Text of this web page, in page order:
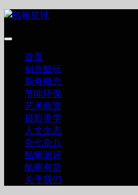
跳
内
首页
创意酷玩
新奇概念
节能环保
艺术欣赏
摄影美学
人文生态
杂七杂八
酷蝌测评
酷蝌有货
关于我们